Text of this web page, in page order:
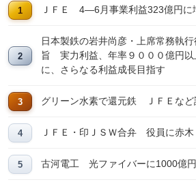
ＪＦＥ 4―6月事業利益323億円
日本製鉄の岩井尚彦・上席常務執
旨 実力利益、年率９０００億円
に、さらなる利益成長目指す
グリーン水素で還元鉄 ＪＦＥなど
ＪＦＥ・印ＪＳＷ合弁 役員に赤木
古河電工 光ファイバーに1000億